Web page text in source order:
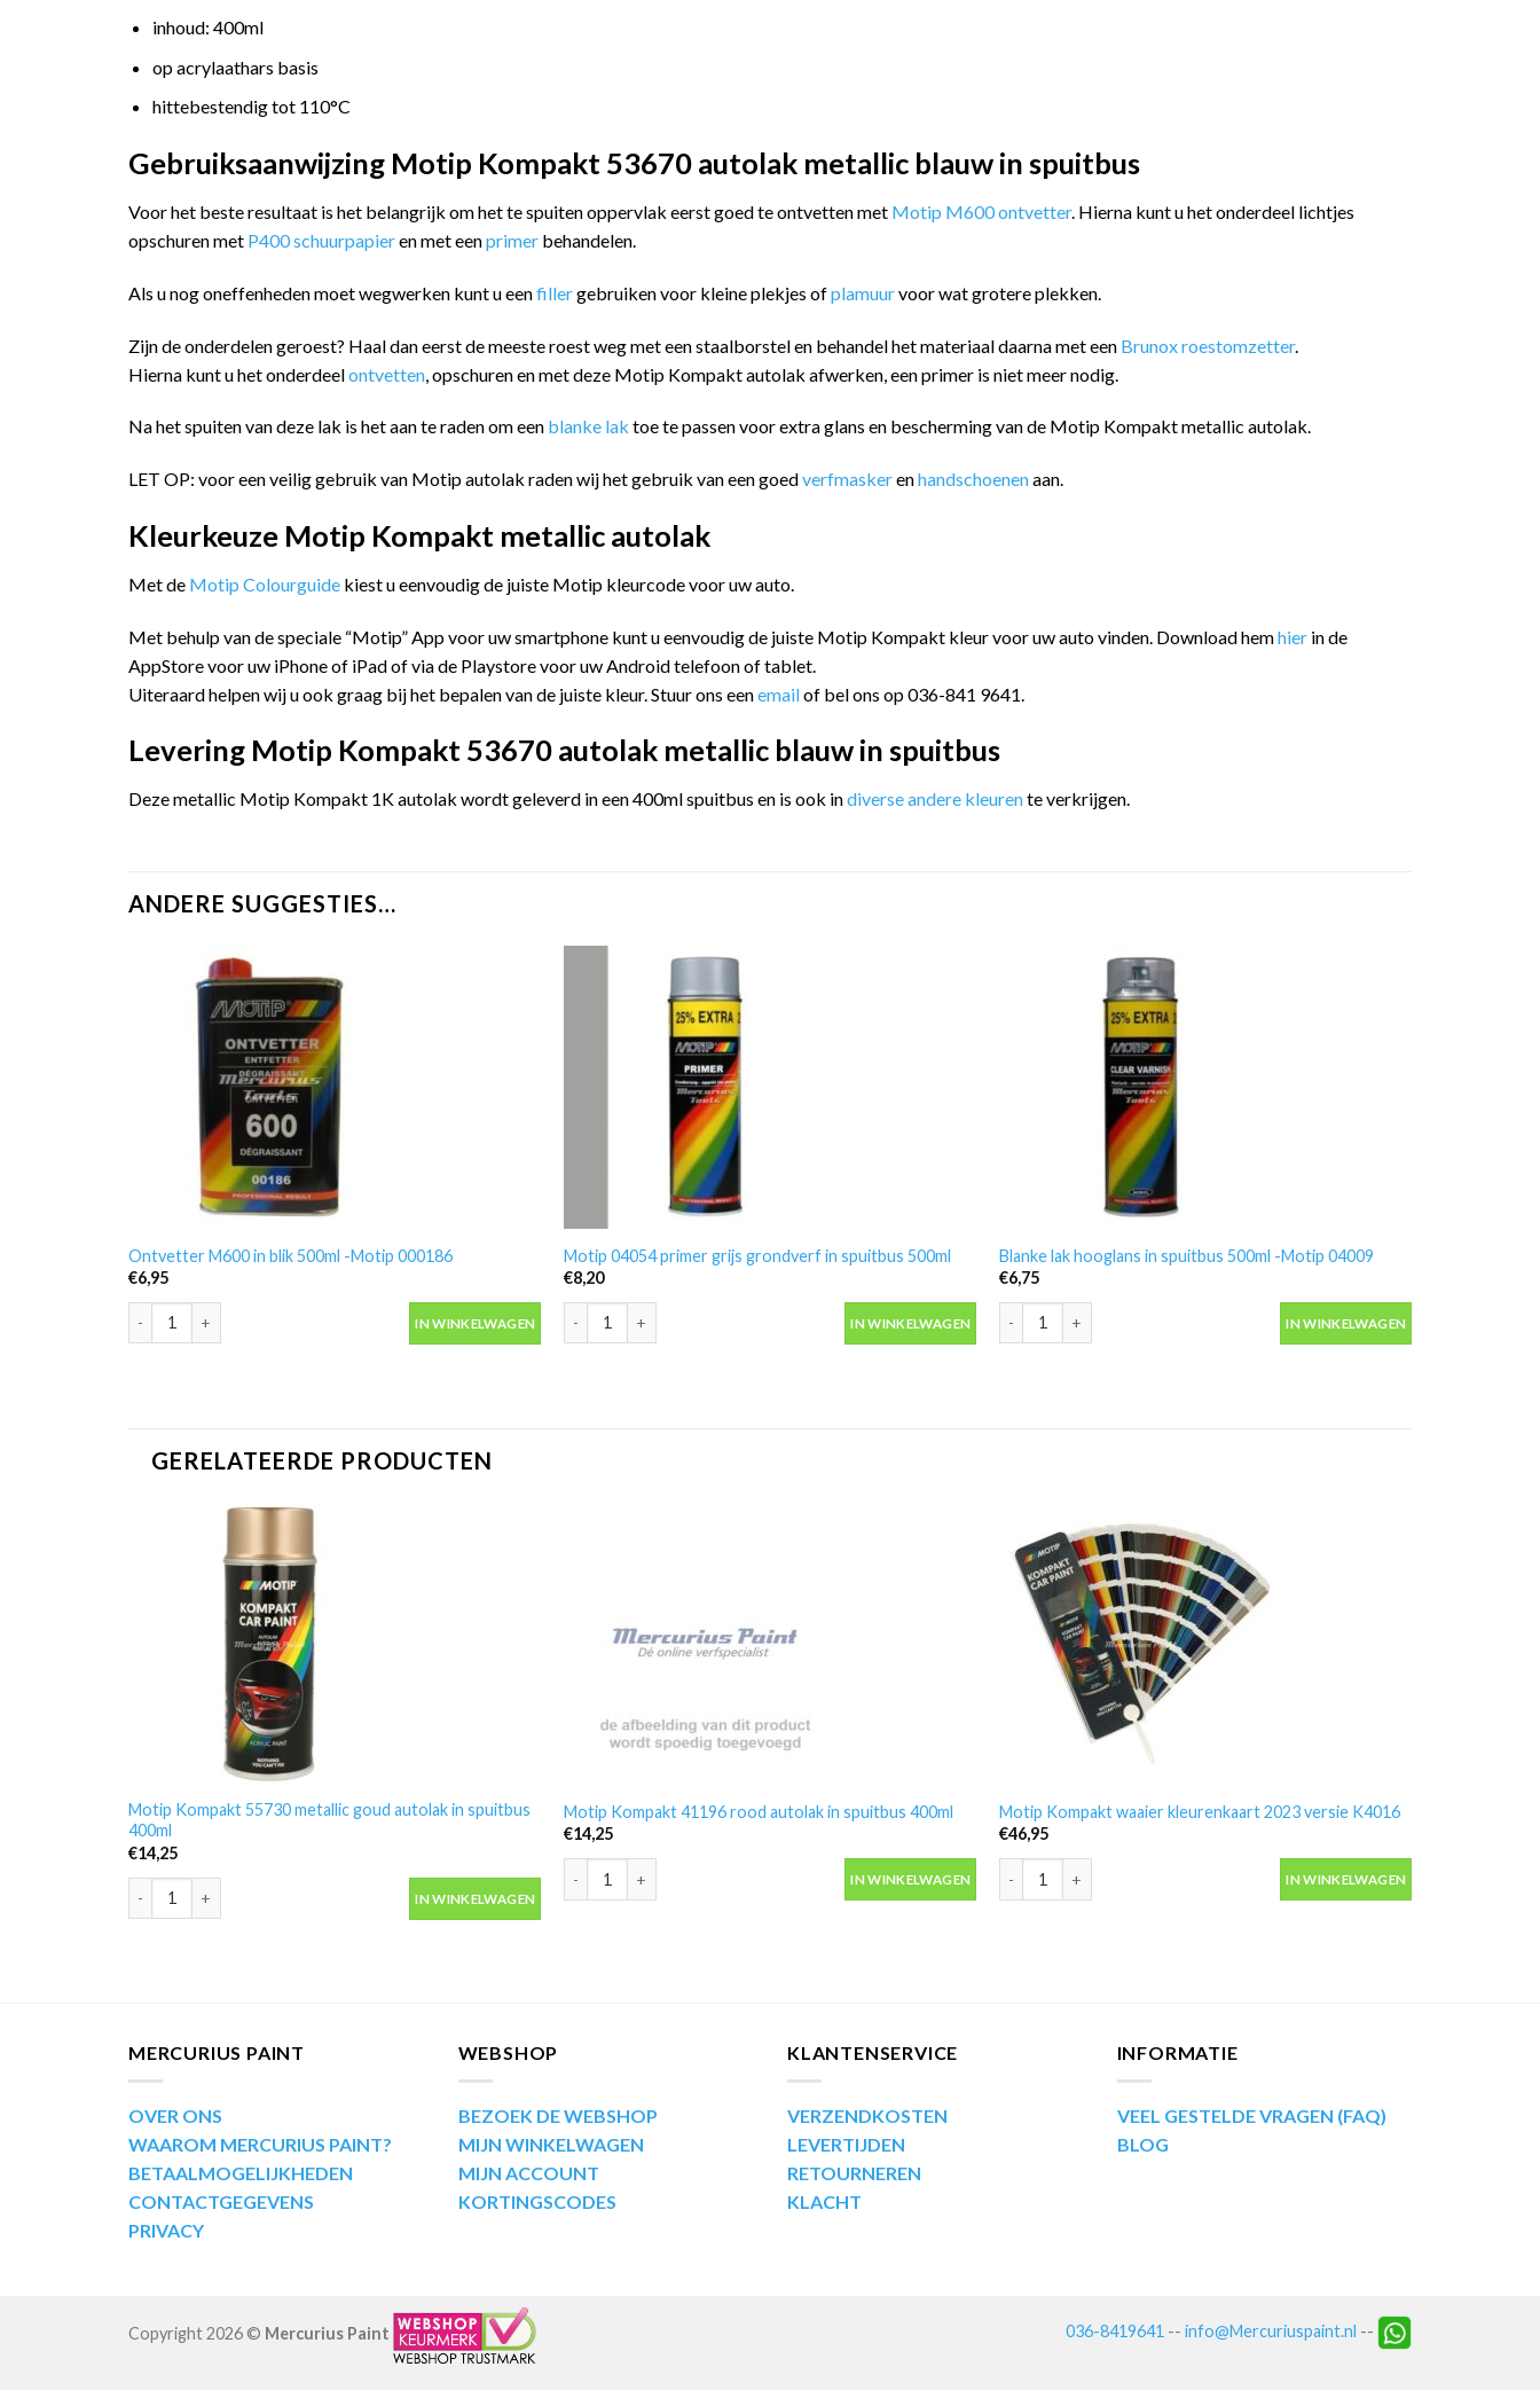
inhoud: 400ml
op acrylaathars basis
hittebestendig tot 110°C
Gebruiksaanwijzing Motip Kompakt 53670 autolak metallic blauw in spuitbus
Voor het beste resultaat is het belangrijk om het te spuiten oppervlak eerst goed te ontvetten met Motip M600 ontvetter. Hierna kunt u het onderdeel lichtjes
opschuren met P400 schuurpapieren met eenprimer behandelen.
Als u nog oneffenheden moet wegwerken kunt u eenfillergebruiken voor kleine plekjes ofplamuurvoor wat grotere plekken.
Zijn de onderdelen geroest? Haal dan eerst de meeste roest weg met een staalborstel en behandel het materiaal daarna met een Brunox roestomzetter.
Hierna kunt u het onderdeelontvetten , opschuren en met deze Motip Kompakt autolak afwerken, een primer is niet meer nodig.
Na het spuiten van deze lak is het aan te raden om een blanke lak toe te passen voor extra glans en bescherming van de Motip Kompakt metallic autolak.
LET OP: voor een veilig gebruik van Motip autolak raden wij het gebruik van een goedverfmaskerenhandschoenenaan.
Kleurkeuze Motip Kompakt metallic autolak
Met de Motip Colourguide kiest u eenvoudig de juiste Motip kleurcode voor uw auto.
Met behulp van de speciale “Motip” App voor uw smartphone kunt u eenvoudig de juiste Motip Kompakt kleur voor uw auto vinden. Download hemhier in de
AppStore voor uw iPhone of iPad of via de Playstore voor uw Android telefoon of tablet.
Uiteraard helpen wij u ook graag bij het bepalen van de juiste kleur. Stuur ons eenemailof bel ons op 036-841 9641.
Levering Motip Kompakt 53670 autolak metallic blauw in spuitbus
Deze metallic Motip Kompakt 1K autolak wordt geleverd in een 400ml spuitbus en is ook indiverse andere kleurente verkrijgen.
ANDERE SUGGESTIES…
Ontvetter M600 in blik 500ml -Motip 000186
€6,95
Ontvetter M600 in blik 500ml -Motip 000186 aantal
IN WINKELWAGEN
Motip 04054 primer grijs grondverf in spuitbus 500ml
€8,20
Motip 04054 primer grijs grondverf in spuitbus 500ml aantal
IN WINKELWAGEN
Blanke lak hooglans in spuitbus 500ml -Motip 04009
€6,75
Blanke lak hooglans in spuitbus 500ml -Motip 04009 aantal
IN WINKELWAGEN
GERELATEERDE PRODUCTEN
Motip Kompakt 55730 metallic goud autolak in spuitbus
400ml
€14,25
Motip Kompakt 55730 metallic goud autolak in spuitbus 400ml aantal
IN WINKELWAGEN
Motip Kompakt 41196 rood autolak in spuitbus 400ml
€14,25
Motip Kompakt 41196 rood autolak in spuitbus 400ml aantal
IN WINKELWAGEN
Motip Kompakt waaier kleurenkaart 2023 versie K4016
€46,95
Motip Kompakt waaier kleurenkaart 2023 versie K4016 aantal
IN WINKELWAGEN
MERCURIUS PAINT
OVER ONS
WAAROM MERCURIUS PAINT?
BETAALMOGELIJKHEDEN
CONTACTGEGEVENS
PRIVACY
WEBSHOP
BEZOEK DE WEBSHOP
MIJN WINKELWAGEN
MIJN ACCOUNT
KORTINGSCODES
KLANTENSERVICE
VERZENDKOSTEN
LEVERTIJDEN
RETOURNEREN
KLACHT
INFORMATIE
VEEL GESTELDE VRAGEN (FAQ)
BLOG
036-8419641 -- info@Mercuriuspaint.nl --
Copyright 2026 © Mercurius Paint